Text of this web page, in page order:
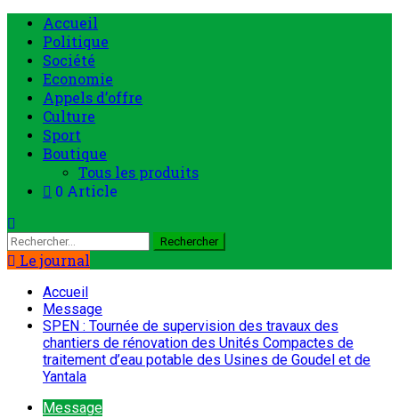
Accueil
Politique
Société
Economie
Appels d’offre
Culture
Sport
Boutique
Tous les produits
0 Article
Le journal
Accueil
Message
SPEN : Tournée de supervision des travaux des
chantiers de rénovation des Unités Compactes de
traitement d’eau potable des Usines de Goudel et de
Yantala
Message